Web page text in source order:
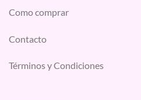
Como comprar
Contacto
Términos y Condiciones